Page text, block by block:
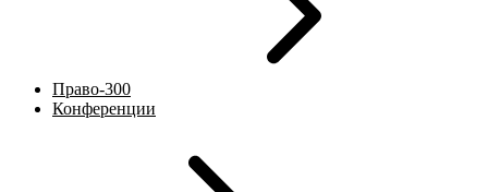
Право-300
Конференции